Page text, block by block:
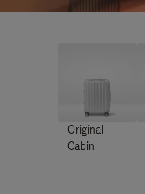
Original
Cabin